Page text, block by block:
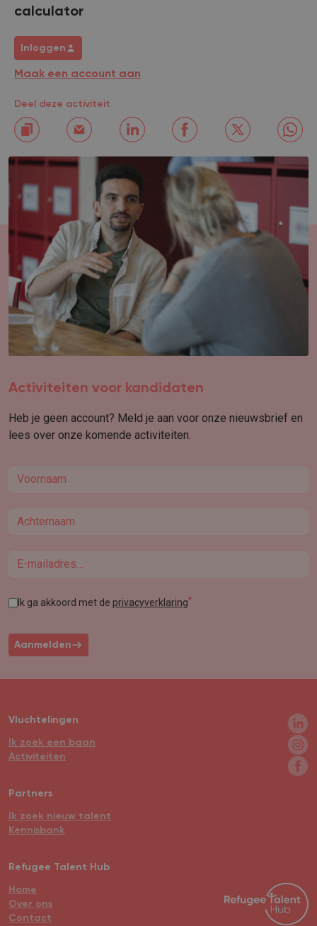
calculator
Inloggen
Maak een account aan
Deel deze activiteit
Activiteiten voor kandidaten
Heb je geen account? Meld je aan voor onze nieuwsbrief en
lees over onze komende activiteiten.
First name
Last name
Email
Ik ga akkoord met de privacyverklaring*
Aanmelden
Vluchtelingen
Ik zoek een baan
Activiteiten
Partners
Ik zoek nieuw talent
Kennisbank
Refugee Talent Hub
Home
Over ons
Contact